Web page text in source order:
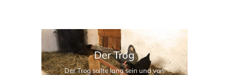
Der Trog
Der Trog sollte lang sein und von